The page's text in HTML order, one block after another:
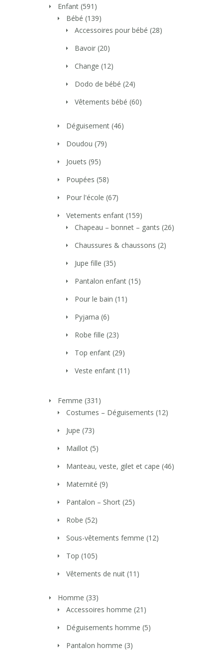
Enfant (591)
Bébé (139)
Accessoires pour bébé (28)
Bavoir (20)
Change (12)
Dodo de bébé (24)
Vêtements bébé (60)
Déguisement (46)
Doudou (79)
Jouets (95)
Poupées (58)
Pour l'école (67)
Vetements enfant (159)
Chapeau – bonnet – gants (26)
Chaussures & chaussons (2)
Jupe fille (35)
Pantalon enfant (15)
Pour le bain (11)
Pyjama (6)
Robe fille (23)
Top enfant (29)
Veste enfant (11)
Femme (331)
Costumes – Déguisements (12)
Jupe (73)
Maillot (5)
Manteau, veste, gilet et cape (46)
Maternité (9)
Pantalon – Short (25)
Robe (52)
Sous-vêtements femme (12)
Top (105)
Vêtements de nuit (11)
Homme (33)
Accessoires homme (21)
Déguisements homme (5)
Pantalon homme (3)